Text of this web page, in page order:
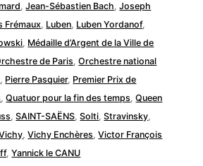
,Jean-Sébastien Bach,Joseph
Frémaux, Luben, Luben Yordanof,
, Médaille d’Argent de la Ville de
de Paris,Orchestre national
, Pierre Pasquier, Premier Prix de
,Quatuor pour la fin des temps,Queen
,SAINT-SAËNS,Solti,Stravinsky,
,Vichy Enchères,Victor François
,Yannick le CANU